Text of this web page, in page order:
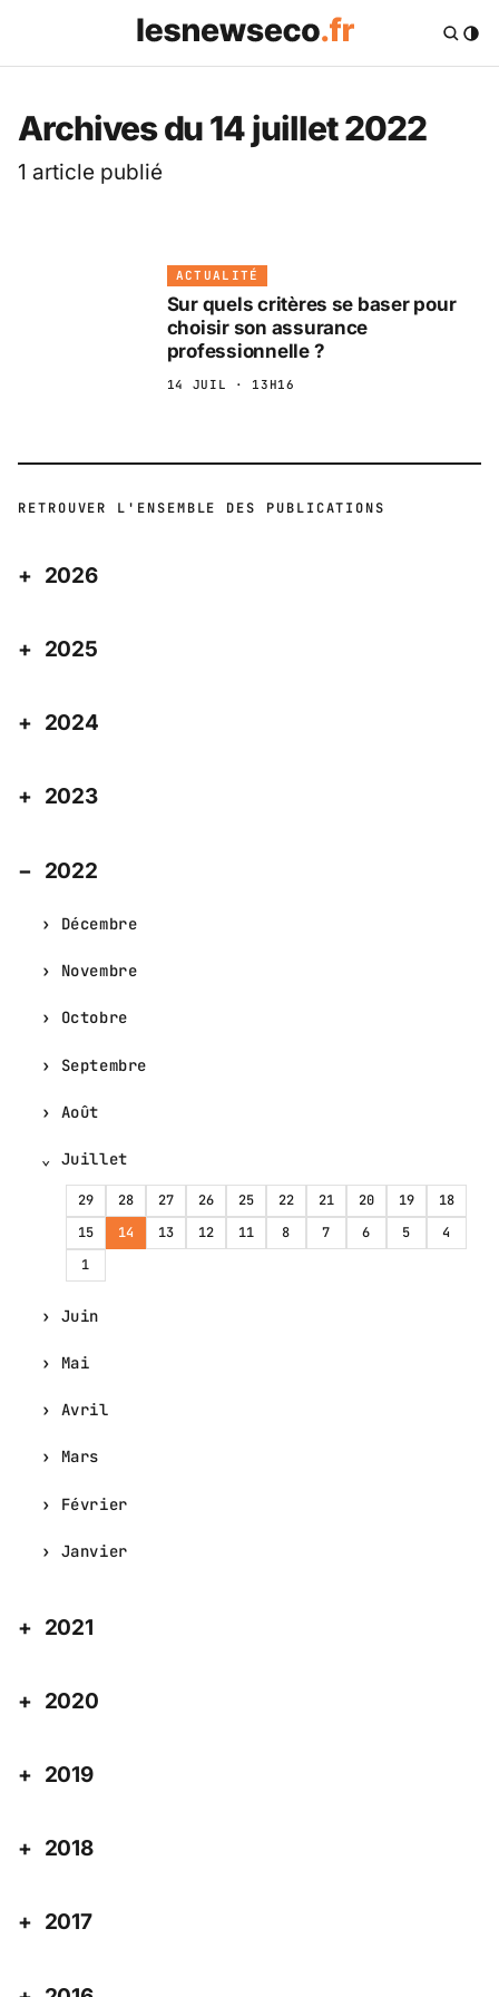
Archives du 14 juillet 2022
1 article publié
ACTUALITÉ
Sur quels critères se baser pour
choisir son assurance
professionnelle ?
14 JUIL · 13H16
RETROUVER L'ENSEMBLE DES PUBLICATIONS
2026
2025
2024
2023
2022
Décembre
Novembre
Octobre
Septembre
Août
Juillet
29 28 27 26 25 22 21 20 19
18
15
14 13 12 11 8 7 6 5
4
1
Juin
Mai
Avril
Mars
Février
Janvier
2021
2020
2019
2018
2017